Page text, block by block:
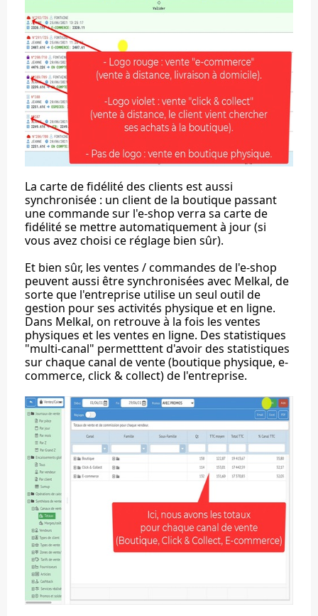
La carte de fidélité des clients est aussi
synchronisée : un client de la boutique passant
une commande sur l'e-shop verra sa carte de
fidélité se mettre automatiquement à jour (si
vous avez choisi ce réglage bien sûr).
Et bien sûr, les ventes / commandes de l'e-shop
peuvent aussi être synchronisées avec Melkal, de
sorte que l'entreprise utilise un seul outil de
gestion pour ses activités physique et en ligne.
Dans Melkal, on retrouve à la fois les ventes
physiques et les ventes en ligne. Des statistiques
"multi-canal" permetttent d'avoir des statistiques
sur chaque canal de vente (boutique physique, e-
commerce, click & collect) de l'entreprise.